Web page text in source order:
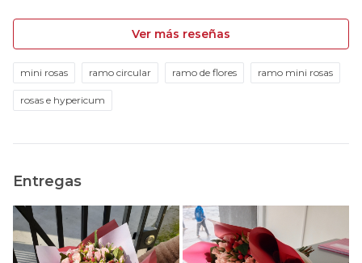
Ver más reseñas
mini rosas ramo circular ramo de flores ramo mini rosas
rosas e hypericum
Entregas